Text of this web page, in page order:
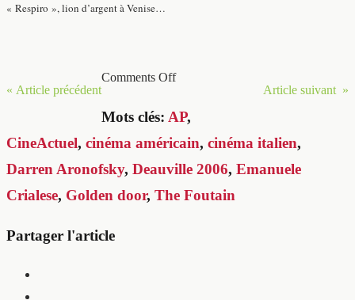
« Respiro », lion d’argent à Venise…
« Article précédent Article suivant »
Comments Off
Mots clés: AP,
CineActuel, cinéma américain, cinéma italien,
Darren Aronofsky, Deauville 2006, Emanuele
Crialese, Golden door, The Foutain
Partager l'article